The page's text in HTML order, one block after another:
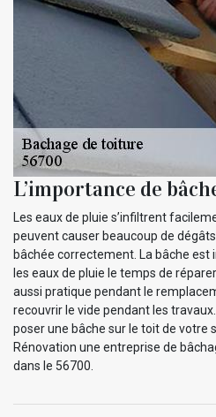
L’importance de
Les eaux de pluie s’infiltrent
peuvent causer beaucoup de
bâchée correctement. La bâche
les eaux de pluie le temps de
aussi pratique pendant le
recouvrir le vide pendant les
poser une bâche sur le toit de votre
Rénovation une entreprise de
dans le 56700.